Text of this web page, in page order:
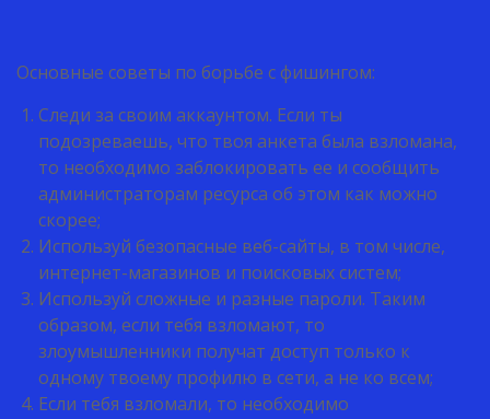
Основные советы по борьбе с фишингом:
Следи за своим аккаунтом. Если ты
подозреваешь, что твоя анкета была взломана,
то необходимо заблокировать ее и сообщить
администраторам ресурса об этом как можно
скорее;
Используй безопасные веб-сайты, в том числе,
интернет-магазинов и поисковых систем;
Используй сложные и разные пароли. Таким
образом, если тебя взломают, то
злоумышленники получат доступ только к
одному твоему профилю в сети, а не ко всем;
Если тебя взломали, то необходимо